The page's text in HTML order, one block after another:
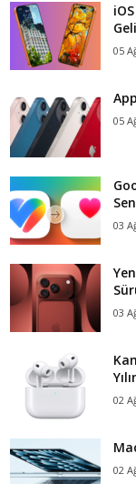
05
05
03
03
02
02